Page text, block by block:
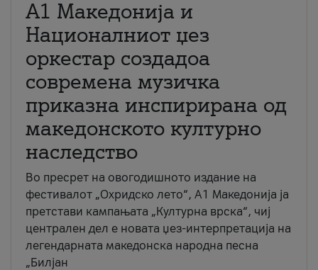
А1 Македонија и
Националниот џез
оркестар создадоа
современа музичка
приказна инспирирана од
македонското културно
наследство
Во пресрет на овогодишното издание на
фестивалот „Охридско лето“, А1 Македонија ја
претстави кампањата „Културна врска“, чиј
централен дел е новата џез-интерпретација на
легендарната македонска народна песна
„Билјан